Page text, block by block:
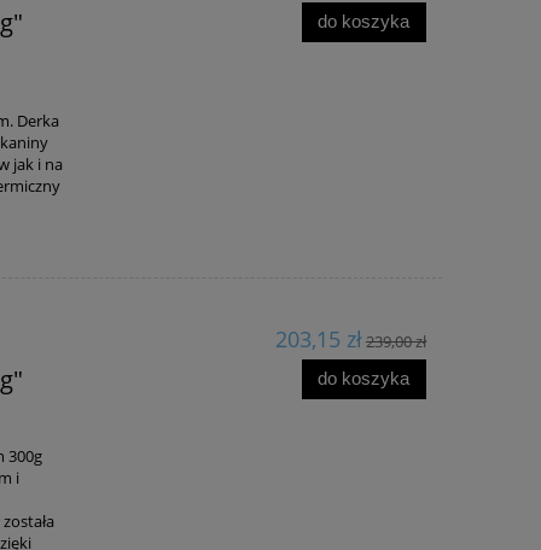
Derka
jak i na
do koszyka
300g
i
203,15 zł239,00 zł
do koszyka